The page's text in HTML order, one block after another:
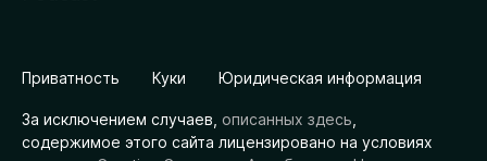
Приватность Куки Юридическая информация
За исключением случаев, описанных здесь
содержимое этого сайта лицензировано на условиях